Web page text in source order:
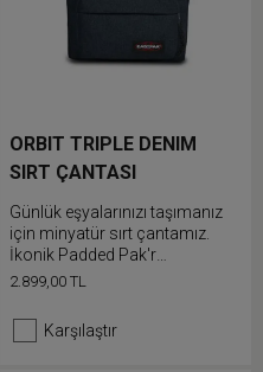
ORBIT TRIPLE DENIM
SIRT ÇANTASI
Günlük eşyalarınızı taşımanız
için minyatür sırt çantamız.
İkonik Padded Pak'r
ürünümüzün daha küçük
dolgulu sırt paneli ve
ayarlanabilir omuz askılarına
2.899,00 TL
Karşılaştır